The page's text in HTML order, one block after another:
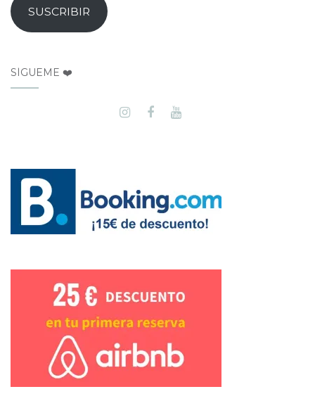
SUSCRIBIR
SÍGUEME ❤️